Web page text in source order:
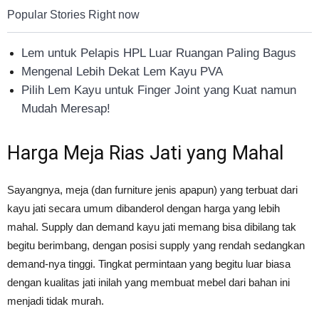
Popular Stories Right now
Lem untuk Pelapis HPL Luar Ruangan Paling Bagus
Mengenal Lebih Dekat Lem Kayu PVA
Pilih Lem Kayu untuk Finger Joint yang Kuat namun
Mudah Meresap!
Harga Meja Rias Jati yang Mahal
Sayangnya, meja (dan furniture jenis apapun) yang terbuat dari
kayu jati secara umum dibanderol dengan harga yang lebih
mahal. Supply dan demand kayu jati memang bisa dibilang tak
begitu berimbang, dengan posisi supply yang rendah sedangkan
demand-nya tinggi. Tingkat permintaan yang begitu luar biasa
dengan kualitas jati inilah yang membuat mebel dari bahan ini
menjadi tidak murah.